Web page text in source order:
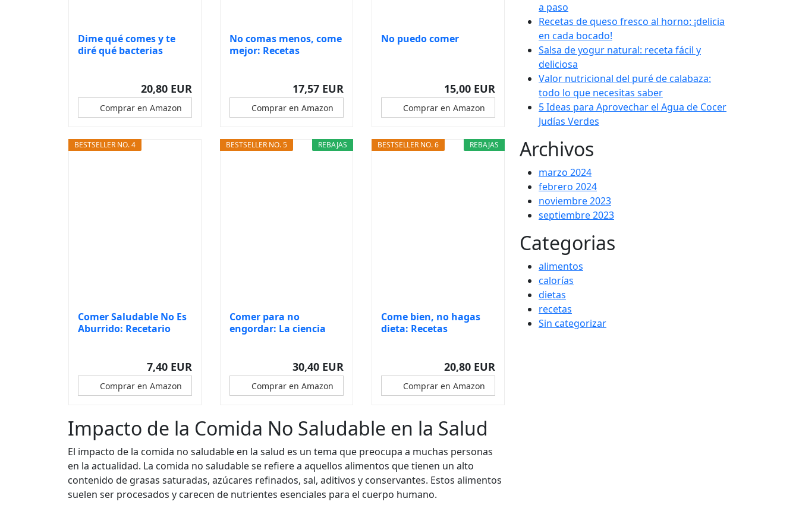
Dime qué comes y te
diré qué bacterias
20,80 EUR
Comprar en Amazon
No comas menos, come
mejor: Recetas
17,57 EUR
Comprar en Amazon
No puedo comer
15,00 EUR
Comprar en Amazon
BESTSELLER NO. 4
Comer Saludable No Es
Aburrido: Recetario
7,40 EUR
Comprar en Amazon
REBAJAS
BESTSELLER NO. 5
Comer para no
engordar: La ciencia
30,40 EUR
Comprar en Amazon
REBAJAS
BESTSELLER NO. 6
Come bien, no hagas
dieta: Recetas
20,80 EUR
Comprar en Amazon
Impacto de la Comida No Saludable en la Salud
El impacto de la comida no saludable en la salud es un tema que preocupa a muchas personas
en la actualidad. La comida no saludable se refiere a aquellos alimentos que tienen un alto
contenido de grasas saturadas, azúcares refinados, sal, aditivos y conservantes. Estos alimentos
suelen ser procesados y carecen de nutrientes esenciales para el cuerpo humano.
a paso
Recetas de queso fresco al horno: ¡delicia
en cada bocado!
Salsa de yogur natural: receta fácil y
deliciosa
Valor nutricional del puré de calabaza:
todo lo que necesitas saber
5 Ideas para Aprovechar el Agua de Cocer
Judías Verdes
Archivos
marzo 2024
febrero 2024
noviembre 2023
septiembre 2023
Categorias
alimentos
calorías
dietas
recetas
Sin categorizar